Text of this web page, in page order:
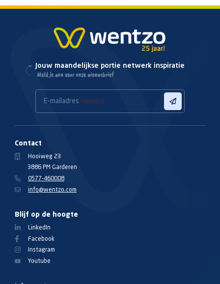
Jouw maandelijkse portie netwerk inspiratie
Meld je aan voor onze nieuwsbrief
E-mailadres (Vereist)
Contact
Hooiweg 23
3886 PM Garderen
0577-460008
info@wentzo.com
Blijf op de hoogte
LinkedIn
Facebook
Instagram
Youtube